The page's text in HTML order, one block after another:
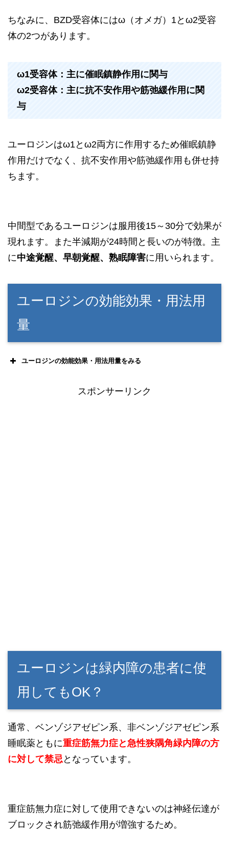
ちなみに、BZD受容体にはω（オメガ）1とω2受容
体の2つがあります。
ω1受容体：主に催眠鎮静作用に関与
ω2受容体：主に抗不安作用や筋弛緩作用に関
与
ユーロジンはω1とω2両方に作用するため催眠鎮静
作用だけでなく、抗不安作用や筋弛緩作用も併せ持
ちます。
中間型であるユーロジンは服用後15～30分で効果が
現れます。また半減期が24時間と長いのが特徴。主
に中途覚醒、早朝覚醒、熟眠障害に用いられます。
ユーロジンの効能効果・用法用
量
ユーロジンの効能効果・用法用量をみる
スポンサーリンク
ユーロジンは緑内障の患者に使
用してもOK？
通常、ベンゾジアゼピン系、非ベンゾジアゼピン系
睡眠薬ともに重症筋無力症と急性狭隅角緑内障の方
に対して禁忌となっています。
重症筋無力症に対して使用できないのは神経伝達が
ブロックされ筋弛緩作用が増強するため。